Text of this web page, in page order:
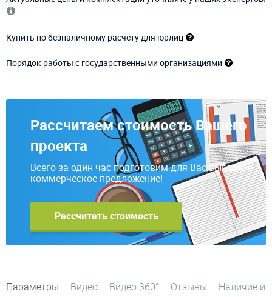
Купить по безналичному расчету для юрлиц
Порядок работы с государственными организациями
Рассчитаем стоимость Вашего
проекта
Всего за один час подготовим для Вас выгодное
коммерческое предложение!
Рассчитать стоимость
Параметры Видео Видео 360° Отзывы Наличие и